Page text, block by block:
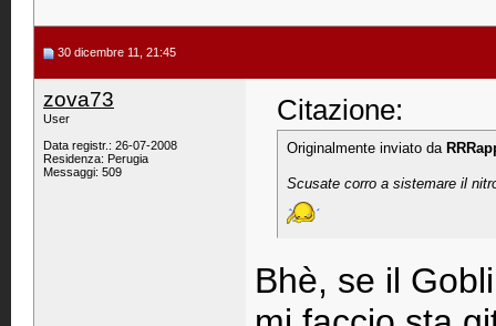
30 dicembre 11, 21:45
zova73
User
Data registr.: 26-07-2008
Residenza: Perugia
Messaggi: 509
Citazione:
Originalmente inviato da
Scusate corro a sistemare il
Bhè, se il